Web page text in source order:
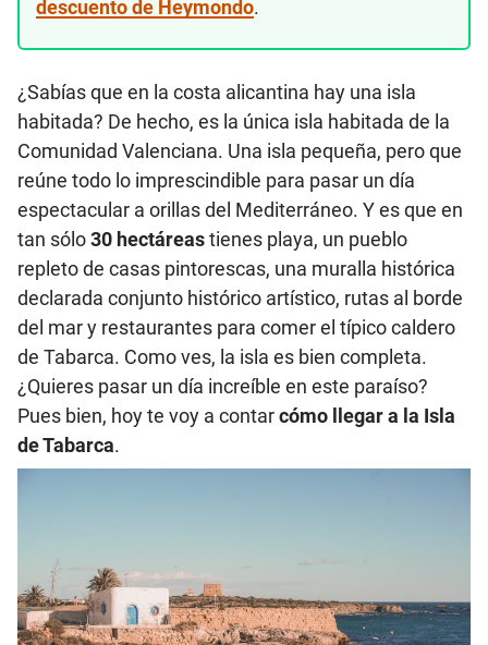
descuento de Heymondo.
¿Sabías que en la costa alicantina hay una isla
habitada? De hecho, es la única isla habitada de la
Comunidad Valenciana. Una isla pequeña, pero que
reúne todo lo imprescindible para pasar un día
espectacular a orillas del Mediterráneo. Y es que en
tan sólo30 hectáreastienes playa, un pueblo
repleto de casas pintorescas, una muralla histórica
declarada conjunto histórico artístico, rutas al borde
del mar y restaurantes para comer el típico caldero
de Tabarca. Como ves, la isla es bien completa.
¿Quieres pasar un día increíble en este paraíso?
Pues bien, hoy te voy a contarcómo llegar a la Isla
de Tabarca.